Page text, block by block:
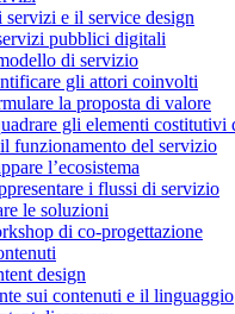
servizi e il service design
pubblici digitali
di servizio
gli attori coinvolti
la proposta di valore
gli elementi costitutivi
funzionamento del servizio
l’ecosistema
i flussi di servizio
le soluzioni
di co-progettazione
design
sui contenuti e il linguaggio